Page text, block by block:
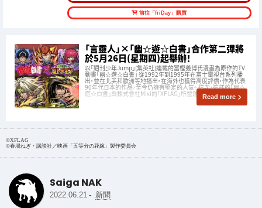
前往「friDay」購買
「言靈人」×「幽☆遊☆白書」合作第二彈將
於5月26日(星期四)起舉辦！
以「週刊少年Jump」(集英社)連載的冨樫義博氏漫畫為原作的TV
動畫「幽☆遊☆白書」 從1992年到1995年在富士電視台系列播
出，並在北美和歐洲等地播出，在海外也獲得高度評價，作為代表
90年代日本的作品，至今仍擁有堅定的人氣。 這次，這樣的「幽☆
遊☆白書」與株式會社Mixi的「XFLAG」所營運的以「言語」戰鬥的
Read more
©XFLAG
©春場ねぎ・講談社／映画「五等分の花嫁」製作委員会
Saiga NAK
2022.06.21 - 新聞